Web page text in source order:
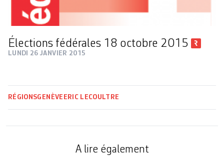
Élections fédérales 18 octobre 2015
LUNDI 26 JANVIER 2015
RÉGIONSGENÈVE ERIC LECOULTRE
A lire également